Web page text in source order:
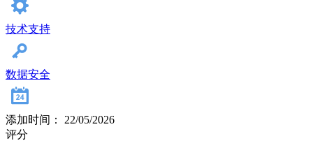
技术支持
数据安全
添加时间： 22/05/2026
评分